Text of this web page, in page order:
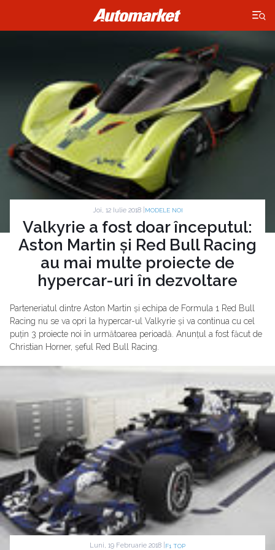
×
Joi, 12 Iulie 2018 | MODELE NOI
Valkyrie a fost doar începutul:
Aston Martin și Red Bull Racing
au mai multe proiecte de
hypercar-uri în dezvoltare
Parteneriatul dintre Aston Martin și echipa de Formula 1 Red Bull
Racing nu se va opri la hypercar-ul Valkyrie și va continua cu cel
puțin 3 proiecte noi în următoarea perioadă. Anunțul a fost făcut de
Christian Horner, șeful Red Bull Racing.
Luni, 19 Februarie 2018 | F1 TOP